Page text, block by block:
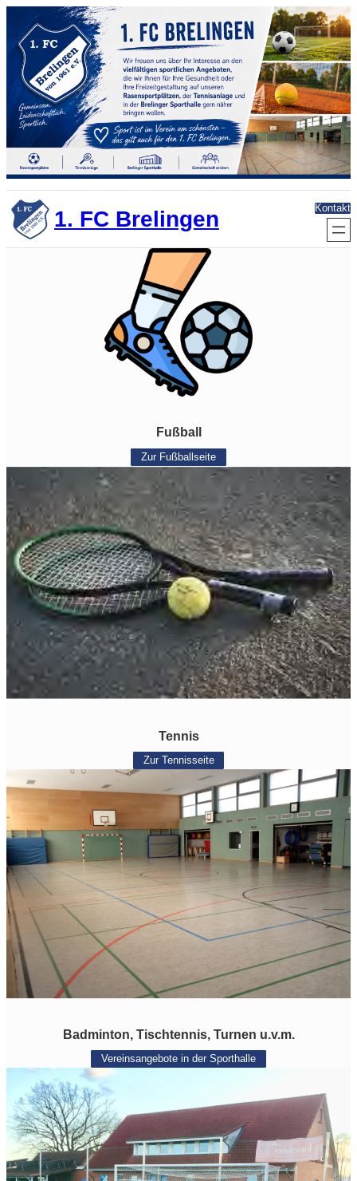
Inhalt
springen
1. FC Brelingen Kontakt
Fußball
Zur Fußballseite
Tennis
Zur Tennisseite
Badminton, Tischtennis, Turnen u.v.m.
Vereinsangebote in der Sporthalle